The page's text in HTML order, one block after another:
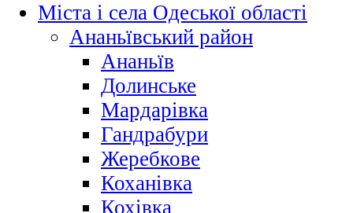
Міста і села Одеської області
Ананьївський район
Ананьїв
Долинське
Мардарівка
Гандрабури
Жеребкове
Коханівка
Кохівка